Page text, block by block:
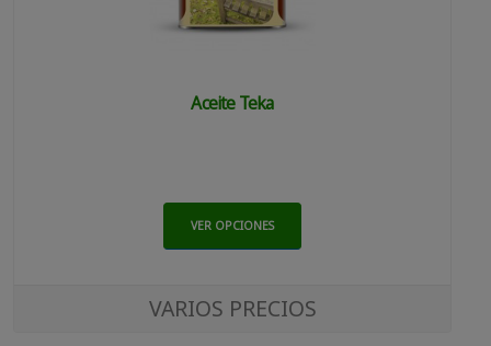
Aceite Teka
VER OPCIONES
VARIOS PRECIOS